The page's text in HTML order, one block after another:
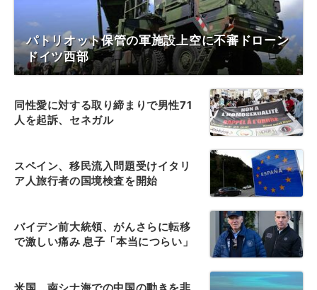
パトリオット保管の軍施設上空に不審ドローン
ドイツ西部
同性愛に対する取り締まりで男性71
人を起訴、セネガル
スペイン、移民流入問題受けイタリ
ア人旅行者の国境検査を開始
バイデン前大統領、がんさらに転移
で激しい痛み 息子「本当につらい」
米国、南シナ海での中国の動きを非